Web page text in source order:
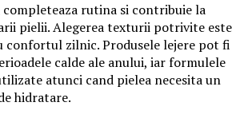
rutina si contribuie la
pielii. Alegerea texturii potrivite este
zilnic. Produsele lejere pot fi
calde ale anului, iar formulele
atunci cand pielea necesita un
hidratare.